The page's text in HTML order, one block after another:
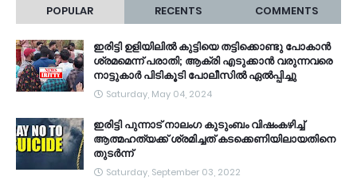
POPULAR RECENTS COMMENTS
ഇരിട്ടി ഉളിയിലിൽ കുട്ടിയെ തട്ടിക്കൊണ്ടു പോകാൻ
ശ്രമമെന്ന് പരാതി; ആക്രി എടുക്കാൻ വരുന്നവരെ
നാട്ടുകാർ പിടികൂടി പോലീസിൽ ഏൽപ്പിച്ചു
Saturday, May 04, 2024
ഇരിട്ടി പുന്നാട് നാലംഗ കുടുംബം വിഷംകഴിച്ച്‌
ആത്മഹത്യക്ക് ശ്രമിച്ചത് കടക്കെണിയിലായതിനെ
തുടർന്ന്
Saturday, September 03, 2022